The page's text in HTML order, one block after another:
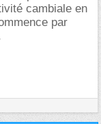
cambiale en
par